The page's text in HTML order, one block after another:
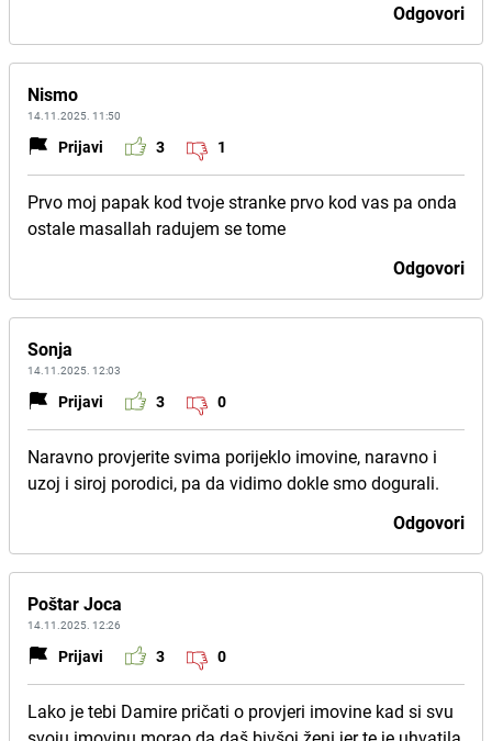
Odgovori
Nismo
14.11.2025. 11:50
Prijavi 3 1
Prvo moj papak kod tvoje stranke prvo kod vas pa onda
ostale masallah radujem se tome
Odgovori
Sonja
14.11.2025. 12:03
Prijavi 3 0
Naravno provjerite svima porijeklo imovine, naravno i
uzoj i siroj porodici, pa da vidimo dokle smo dogurali.
Odgovori
Poštar Joca
14.11.2025. 12:26
Prijavi 3 0
Lako je tebi Damire pričati o provjeri imovine kad si svu